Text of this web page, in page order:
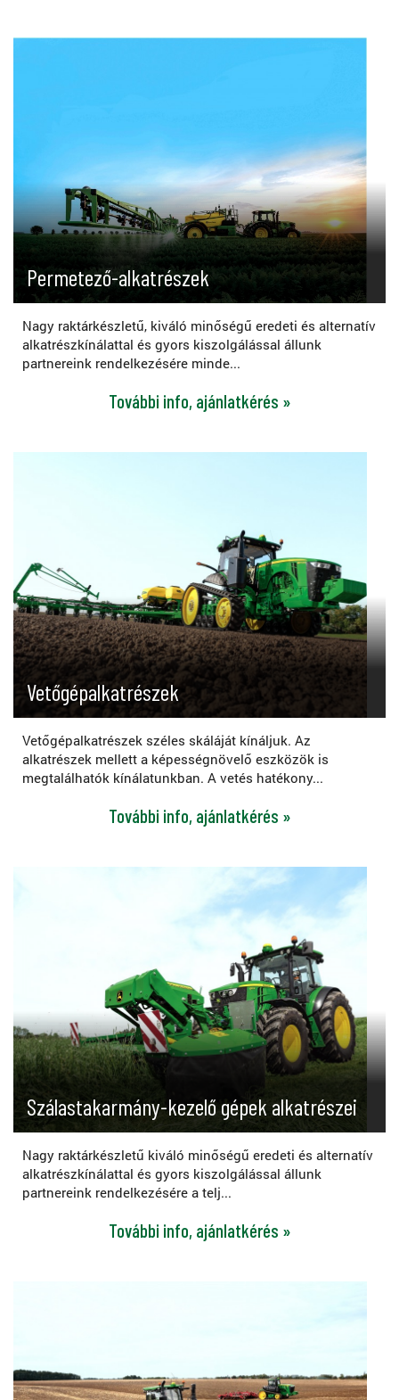
Permetező-alkatrészek
Nagy raktárkészletű, kiváló minőségű eredeti és alternatív
alkatrészkínálattal és gyors kiszolgálással állunk
partnereink rendelkezésére minde...
További info, ajánlatkérés »
Vetőgépalkatrészek
Vetőgépalkatrészek széles skáláját kínáljuk. Az
alkatrészek mellett a képességnövelő eszközök is
megtalálhatók kínálatunkban. A vetés hatékony...
További info, ajánlatkérés »
Szálastakarmány-kezelő gépek alkatrészei
Nagy raktárkészletű kiváló minőségű eredeti és alternatív
alkatrészkínálattal és gyors kiszolgálással állunk
partnereink rendelkezésére a telj...
További info, ajánlatkérés »